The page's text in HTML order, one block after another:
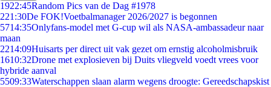
1922:45Random Pics van de Dag #1978
221:30De FOK!Voetbalmanager 2026/2027 is begonnen
5714:35Onlyfans-model met G-cup wil als NASA-ambassadeur naar
maan
2214:09Huisarts per direct uit vak gezet om ernstig alcoholmisbruik
1610:32Drone met explosieven bij Duits vliegveld voedt vrees voor
hybride aanval
5509:33Waterschappen slaan alarm wegens droogte: Gereedschapskist